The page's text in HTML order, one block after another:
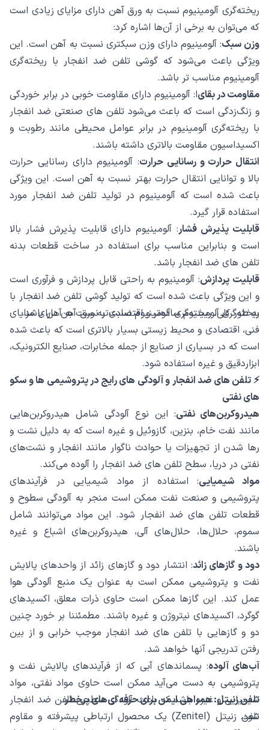
ریخته‌گری آلومینیوم نسبت به ورق آهن دارای مزایای زیادی است
که می‌توان به برخی از آن‌ها اشاره کرد:
وزن سبک: آلومینیوم دارای وزن سبکتری نسبت به آهن است. این
ویژگی باعث می‌شود که گوشی تلفن ضد انفجار با ریخته‌گری
آلومینیوم مناسب تر باشد.
مقاومت در بقایا: آلومینیوم دارای مقاومت خوبی در برابر خوردگی
و زنگ‌زدگی است که باعث می‌شود تلفن های صنعتی ضد انفجار
با ریخته‌گری آلومینیوم در برابر عوامل محیطی مانند رطوبت و
اکسیداسیون مقاومت بالاتری داشته باشند.
انتقال حرارت و رسانایی حرارت: آلومینیوم دارای رسانایی حرارت
بالا و توانایی انتقال حرارت بهتر نسبت به آهن است. این ویژگی
باعث شده است که آلومینیوم در تولید تلفن ضد انفجار مورد
استفاده قرار گیرد.
قابلیت پذیرش فشار: آلومینیوم دارای قابلیت پذیرش فشار بالا
است و بنابراین مناسب برای استفاده در ساخت قطعات بدنه
تلفن های ضد انفجار باشد.
قابلیت پردازش: آلومینیوم به راحتی قابل پردازش و فرآوری است
و این ویژگی باعث شده است که تولید گوشی تلفن ضد انفجار با
ریخته‌گری آلومینیوم ساده‌تر و اقتصادی‌تر نسبت به آهن باشد.
به طور کلی، ریخته‌گری آلومینیوم نسبت به ورق آهن دارای مزایای
فنی، اقتصادی و محیط زیستی بسیار بالاتری است که باعث شده
است که در بسیاری از صنایع از جمله مخابرات، صنایع الکترونیک،
ابزاردقیق و غیره استفاده شود.
⚡️ تلفن های ضد انفجار و آلودگی های رایج در پتروشیمی ها و سکو
های نفتی
هیدروکربن‌های نفتی: این نوع آلودگی شامل هیدروکربن‌هایی
مانند نفت خام، بنزین، گازوئیل و غیره است که به دلیل نشت و
رها شدن از تجهیزات یا حوادث ناگوار مانند انفجار و نشت‌های
نفتی در دریا، سطح تلفن های ضد انفجار را آلوده می‌کند.
مواد شیمیایی: استفاده از مواد شیمیایی در فرآیندهای
پتروشیمی و صنعت نفت ممکن است منجر به آلودگی سطوح و
قطعات تلفن های ضد انفجار شود. این مواد می‌توانند شامل
سموم، حلال‌ها، حلال‌های آلی، هیدروکربن‌های اشباع و غیره
باشند.
دود و گازهای زائد: انتشار دود و گازهای زائد از واحدهای پالایش
نفت و پتروشیمی ممکن است به عنوان یک منبع آلودگی هوا
عمل کند. این گازها ممکن است حاوی ذرات معلق، اکسیدهای
گوگرد، اکسیدهای نیتروژن و غیره باشند. مطمئننا بر خورد چنین
دو و گازهایی با تلفن های ضد انفجار موجب خرابی و از بین
رفتن تدریجی آنها خواهد شد.
آب‌های آلوده: پسماندهای آبی که از فرآیندهای پالایش نفت و
پتروشیمی به دست می‌آید ممکن است حاوی مواد نفتی، مواد
شیمیایی و غیره باشد که باعث آلودگی سطحی تلفن ضد انفجار
شود.
تلفن زنیتل: همراهی ایمن برای حرفه ‌ای‌های پرخطر
تلفن زنیتل (Zenitel) یک محصول ارتباطی پیشرفته و مقاوم